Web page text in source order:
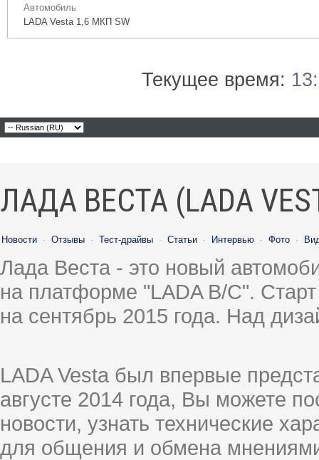
Автомобиль
LADA Vesta 1,6 МКП SW
Текущее время:
ЛАДА ВЕСТА (LADA
Новости · Отзывы · Тест-драйвы · Статьи · Интервью · Фото ·
Лада Веста - это новый
на платформе "LADA B/C".
на сентябрь 2015 года. Над
LADA Vesta был впервые
августе 2014 года, Вы можете
новости, узнать технические
для общения и обмена